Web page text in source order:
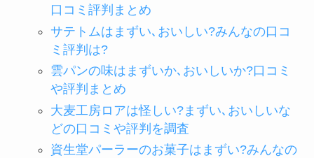
口コミ評判まとめ
サテトムはまずい､おいしい?みんなの口コ
ミ評判は?
雲パンの味はまずいか､おいしいか?口コミ
や評判まとめ
大麦工房ロアは怪しい?まずい､おいしいな
どの口コミや評判を調査
資生堂パーラーのお菓子はまずい?みんなの